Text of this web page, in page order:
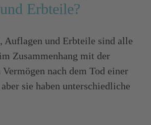
Erbteile?
Auflagen und Erbteile sind alle
Zusammenhang mit der
nach dem Tod einer
sie haben unterschiedliche